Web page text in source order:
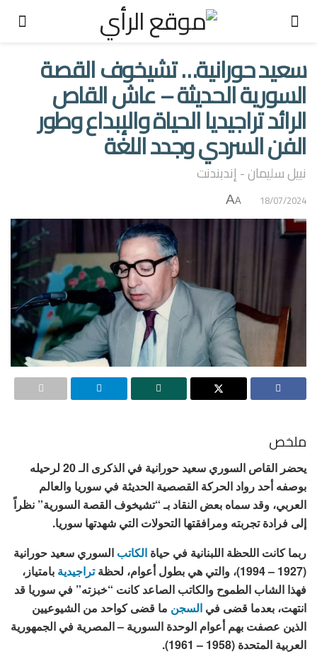
سعيد حورانية… تشيخوف القصة
السورية الحديثة – عاش القاص
الرائد تراجيديا الحياة والإبداع وطور
الفن السردي وجدد اللغة
نبيل سليمان - إندبندنت
18/07/2024
A
A
ملخص
يحضر القاص السوري سعيد حورانية في الذكرى الـ 20 لرحيله
بوصفه أحد رواد الحركة القصصية الحديثة في سوريا والعالم
العربي، وقد سماه بعض النقاد بـ “تشيخوف القصة السورية” نظراً
إلى فرادة تجربته ومرافقتها التحولات التي شهدتها سوريا.
ربما كانت اللحظة اللبنانية في حياة الكاتب السوري سعيد حورانية
(1927 – 1994)، والتي هي بطول أعوام، لحظة
تراجيدية بامتياز،
فهذا الشاب الطموح والكاتب الصاعد كانت “خبزته” في سوريا قد
انتهت، بعدما قضى في السجن ما قضى كواحد من الشيوعيين
الذين عصفت بهم أعوام الوحدة السورية – المصرية في الجمهورية
العربية المتحدة (1958 – 1961).